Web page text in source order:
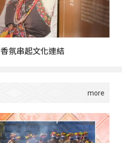
氛串起文化連結